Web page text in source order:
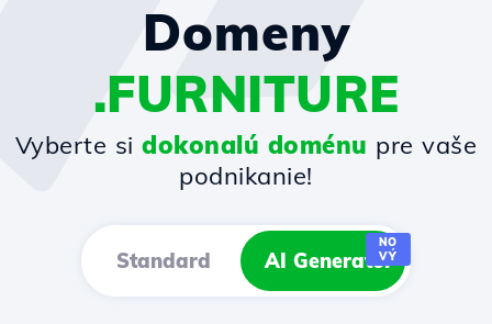
Domeny
.FURNITURE
Vyberte sidokonalú doménu pre vaše
podnikanie!
Standard AI Generator
NO
VÝ